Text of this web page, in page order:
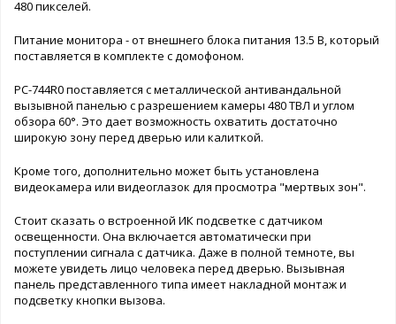
480 пикселей.
Питание монитора - от внешнего блока питания 13.5 В, который
поставляется в комплекте с домофоном.
PC-744R0 поставляется с металлической антивандальной
вызывной панелью с разрешением камеры 480 ТВЛ и углом
обзора 60°. Это дает возможность охватить достаточно
широкую зону перед дверью или калиткой.
Кроме того, дополнительно может быть установлена
видеокамера или видеоглазок для просмотра "мертвых зон".
Стоит сказать о встроенной ИК подсветке с датчиком
освещенности. Она включается автоматически при
поступлении сигнала с датчика. Даже в полной темноте, вы
можете увидеть лицо человека перед дверью. Вызывная
панель представленного типа имеет накладной монтаж и
подсветку кнопки вызова.